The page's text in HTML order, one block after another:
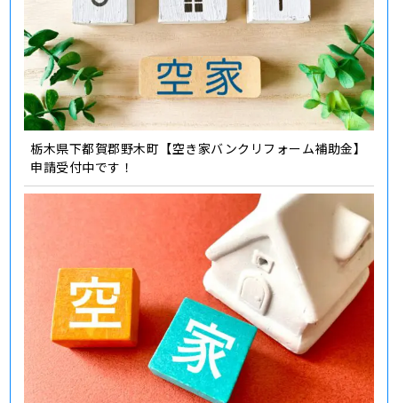
栃木県下都賀郡野木町【空き家バンクリフォーム補助金】
申請受付中です！